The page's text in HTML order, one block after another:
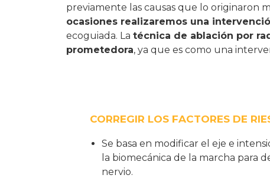
previamente las causas que lo originaron
ocasiones realizaremos una
ecoguiada. La técnica de ablación por
prometedora, ya que es como una
CORREGIR LOS FACTORES DE
Se basa en modificar el eje e
la biomecánica de la marcha para
nervio.